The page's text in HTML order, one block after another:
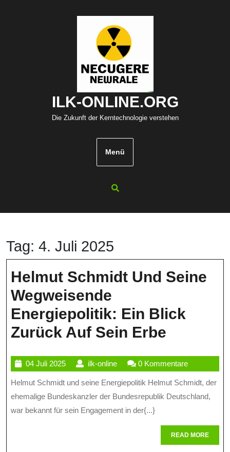
ILK-ONLINE.ORG
Die Zukunft der Kerntechnologie verstehen
Menü
Tag: 4. Juli 2025
Helmut Schmidt Und Seine
Wegweisende
Energiepolitik: Ein Blick
Zurück Auf Sein Erbe
Und
Seine
Ein
04 Juli 202504
Juli
2025
ilk-onlineilk-
online
0 Kommentare
Helmut Schmidt und seine Energiepolitik Helmut Schmidt, der
ehemalige Bundeskanzler der Bundesrepublik Deutschland,
war bekannt für sein Engagement in der{...}
READ MOREREAD
MORE